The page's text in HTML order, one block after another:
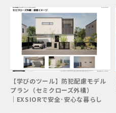
【学びのツール】防犯配慮モデル
プラン（セミクローズ外構）
│EXSIORで安全･安心な暮らし